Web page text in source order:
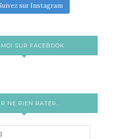
sur Instagram
SUR FACEBOOK
NE RIEN RATER...